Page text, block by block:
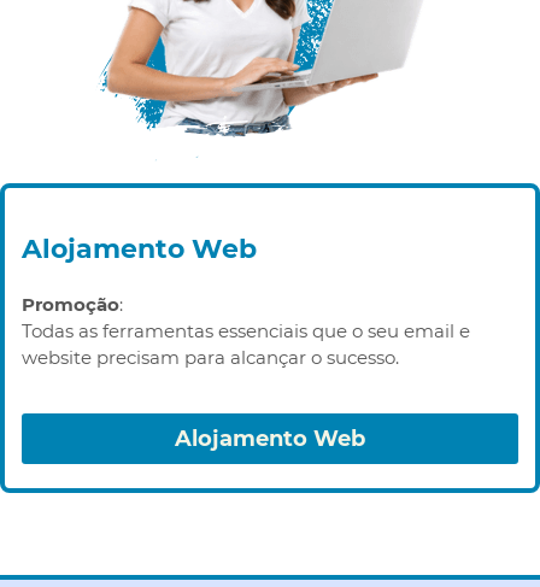
Alojamento Web
Promoção:
Todas as ferramentas essenciais que o seu email e
website precisam para alcançar o sucesso.
Alojamento Web